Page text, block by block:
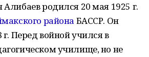
родился 20 мая 1925 г.
района БАССР. Он
Перед войной учился в
училище, но не